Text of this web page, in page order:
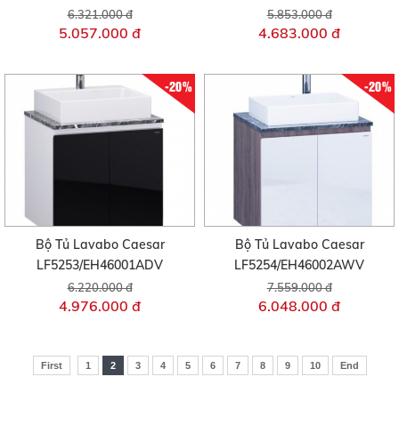
6.321.000 đ
5.057.000 đ
5.853.000 đ
4.683.000 đ
-20%
Bộ Tủ Lavabo Caesar
LF5253/EH46001ADV
6.220.000 đ
4.976.000 đ
-20%
Bộ Tủ Lavabo Caesar
LF5254/EH46002AWV
7.559.000 đ
6.048.000 đ
First 1 2 3 4 5 6 7 8 9 10 End